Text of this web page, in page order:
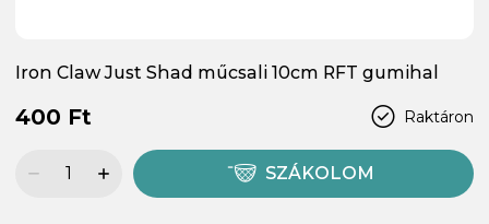
Iron Claw Just Shad műcsali 10cm RFT gumihal
Raktáron
400 Ft
SZÁKOLOM